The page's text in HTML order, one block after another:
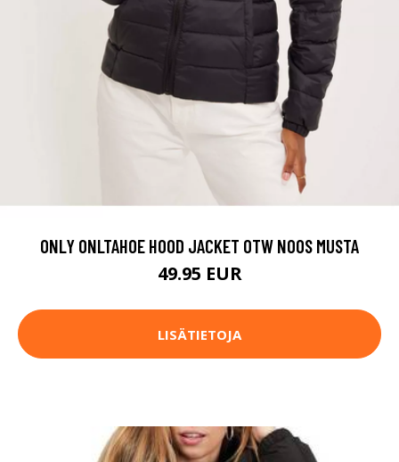
ONLY ONLTAHOE HOOD JACKET OTW NOOS MUSTA
49.95 EUR
LISÄTIETOJA